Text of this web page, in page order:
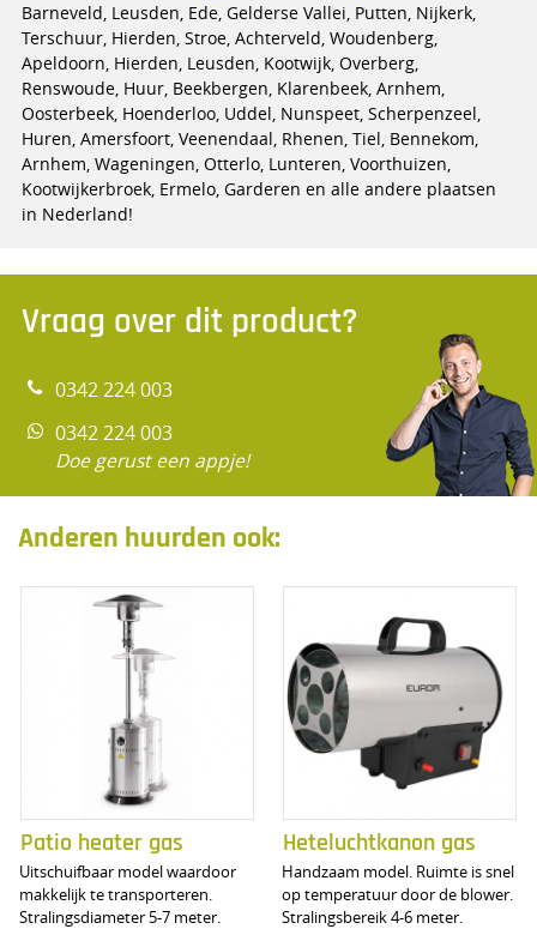
Barneveld, Leusden, Ede, Gelderse Vallei, Putten, Nijkerk,
Terschuur, Hierden, Stroe, Achterveld, Woudenberg,
Apeldoorn, Hierden, Leusden, Kootwijk, Overberg,
Renswoude, Huur, Beekbergen, Klarenbeek, Arnhem,
Oosterbeek, Hoenderloo, Uddel, Nunspeet, Scherpenzeel,
Huren, Amersfoort, Veenendaal, Rhenen, Tiel, Bennekom,
Arnhem, Wageningen, Otterlo, Lunteren, Voorthuizen,
Kootwijkerbroek, Ermelo, Garderen en alle andere plaatsen
in Nederland!
Vraag over dit product?
0342 224 003
0342 224 003
Doe gerust een appje!
Anderen huurden ook:
Patio heater gas
Uitschuifbaar model waardoor
makkelijk te transporteren.
Stralingsdiameter 5-7 meter.
Heteluchtkanon gas
Handzaam model. Ruimte is snel
op temperatuur door de blower.
Stralingsbereik 4-6 meter.